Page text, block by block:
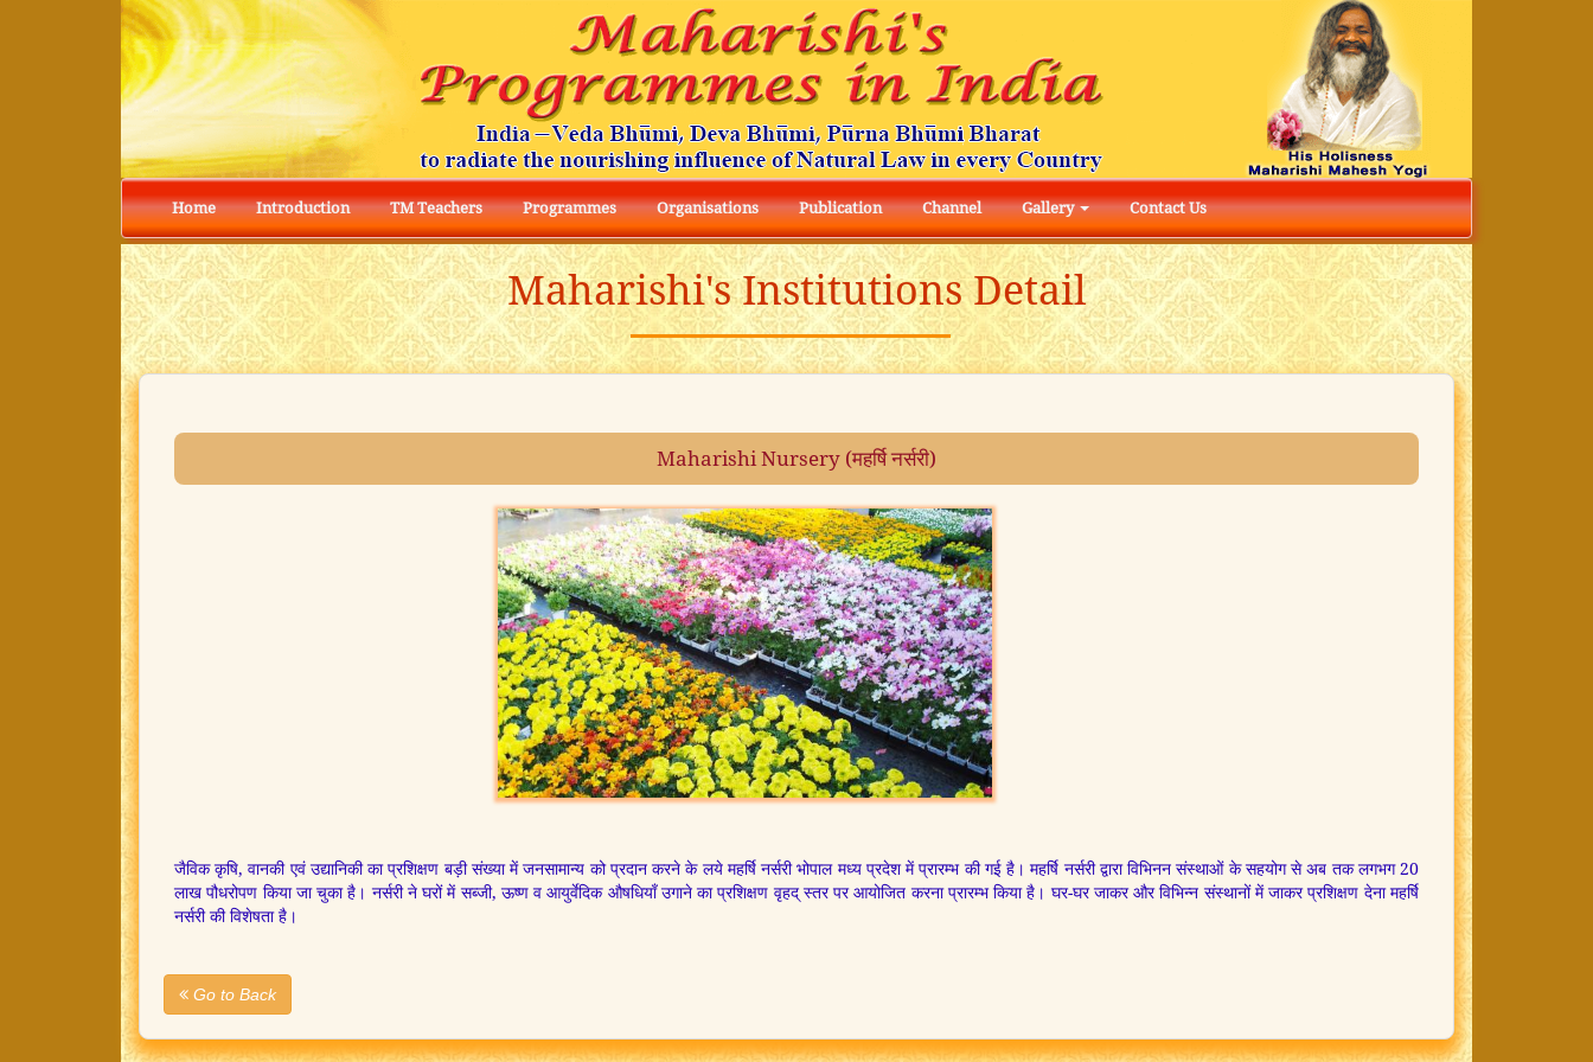
Home Introduction TM Teachers Programmes Organisations Publication Channel Gallery Contact Us
Maharishi's Institutions Detail
Maharishi Nursery (महर्षि नर्सरी)
जैविक कृषि, वानकी एवं उद्यानिकी का प्रशिक्षण बड़ी संख्या में जनसामान्य को प्रदान करने के लये महर्षि नर्सरी भोपाल मध्य प्रदेश में प्रारम्भ की गई है। महर्षि नर्सरी द्वारा विभिनन संस्थाओं के सहयोग से अब तक लगभग 20
लाख पौधरोपण किया जा चुका है। नर्सरी ने घरों में सब्जी, ऊष्ण व आयुर्वेदिक औषधियाँ उगाने का प्रशिक्षण वृहद् स्तर पर आयोजित करना प्रारम्भ किया है। घर-घर जाकर और विभिन्न संस्थानों में जाकर प्रशिक्षण देना महर्षि
नर्सरी की विशेषता है।
Go to Back